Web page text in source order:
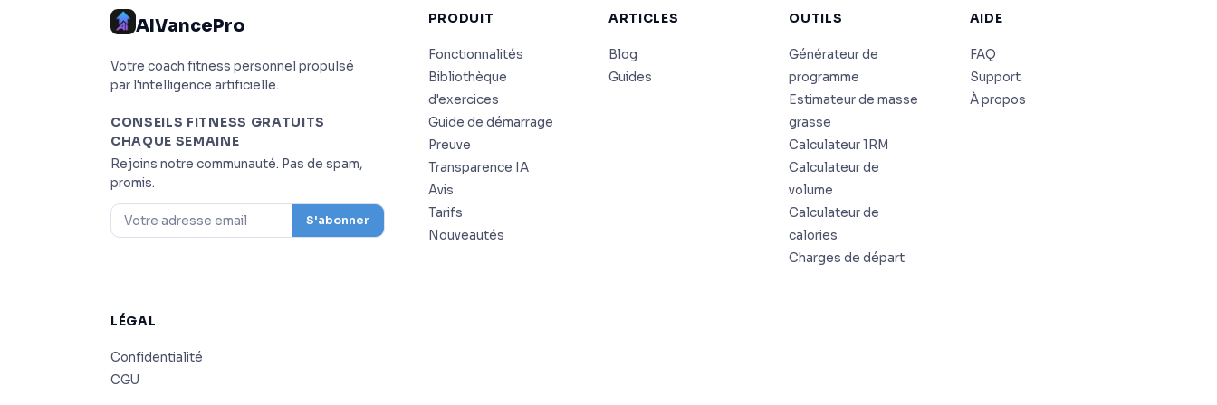
AIVancePro
Votre coach fitness personnel propulsé
par l'intelligence artificielle.
CONSEILS FITNESS GRATUITS
CHAQUE SEMAINE
Rejoins notre communauté. Pas de spam,
promis.
S'abonner
PRODUIT
Fonctionnalités
Bibliothèque
d'exercices
Guide de démarrage
Preuve
Transparence IA
Avis
Tarifs
Nouveautés
ARTICLES
Blog
Guides
OUTILS
Générateur de
programme
Estimateur de masse
grasse
Calculateur 1RM
Calculateur de
volume
Calculateur de
calories
Charges de départ
AIDE
FAQ
Support
À propos
LÉGAL
Confidentialité
CGU